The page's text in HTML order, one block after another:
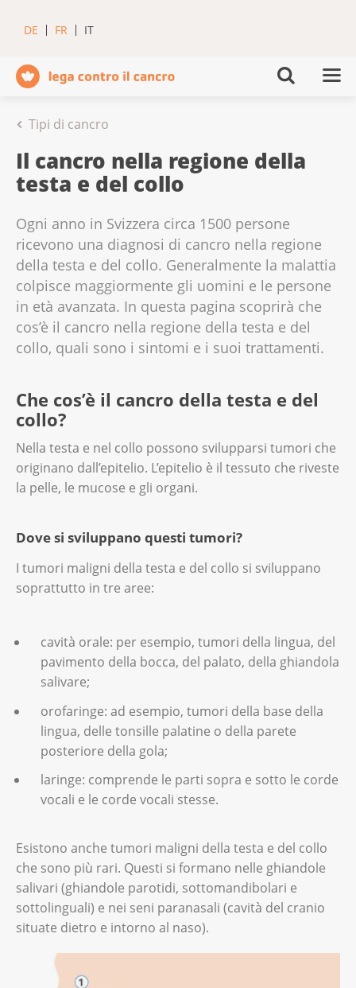
DE FR IT
Tipi di cancro
Il cancro nella regione della
testa e del collo
Ogni anno in Svizzera circa 1500 persone
ricevono una diagnosi di cancro nella regione
della testa e del collo. Generalmente la malattia
colpisce maggiormente gli uomini e le persone
in età avanzata. In questa pagina scoprirà che
cos’è il cancro nella regione della testa e del
collo, quali sono i sintomi e i suoi trattamenti.
Che cos’è il cancro della testa e del
collo?
Nella testa e nel collo possono svilupparsi tumori che
originano dall’epitelio. L’epitelio è il tessuto che riveste
la pelle, le mucose e gli organi.
Dove si sviluppano questi tumori?
I tumori maligni della testa e del collo si sviluppano
soprattutto in tre aree:
cavità orale: per esempio, tumori della lingua, del
pavimento della bocca, del palato, della ghiandola
salivare;
orofaringe: ad esempio, tumori della base della
lingua, delle tonsille palatine o della parete
posteriore della gola;
laringe: comprende le parti sopra e sotto le corde
vocali e le corde vocali stesse.
Esistono anche tumori maligni della testa e del collo
che sono più rari. Questi si formano nelle ghiandole
salivari (ghiandole parotidi, sottomandibolari e
sottolinguali) e nei seni paranasali (cavità del cranio
situate dietro e intorno al naso).